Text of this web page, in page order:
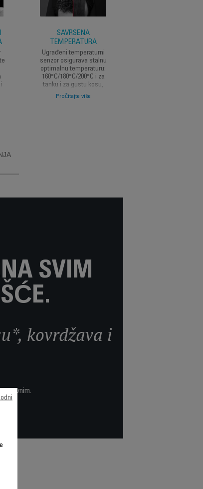
SAVRŠENA
TEMPERATURA
Ugrađeni temperaturni
senzor osigurava stalnu
optimalnu temperaturu:
160°C/180°C/200°C i za
tanku i za gustu kosu,
kako bi se zadovoljile
sve potrebe kose.
Pročitajte više
SVIM
kovrdžava i